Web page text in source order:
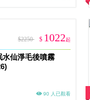
$2250 $ 1022起
水仙淨毛後噴霧
90 人已觀看